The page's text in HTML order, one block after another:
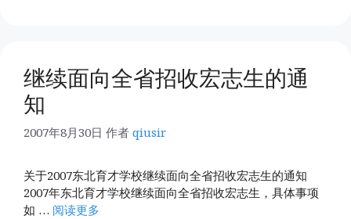
继续面向全省招收宏志生的通
知
2007年8月30日 作者 qiusir
关于2007东北育才学校继续面向全省招收宏志生的通知
2007年东北育才学校继续面向全省招收宏志生，具体事项
如 … 阅读更多